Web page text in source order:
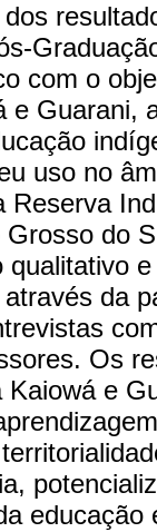
com o
e Guarani,
uso no
Reserva
do
qualitativo
da
Os
Kaiowá e
educação